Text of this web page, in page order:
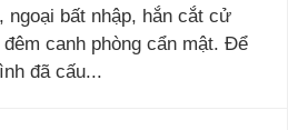
ngoại bất nhập, hắn cắt cử
canh phòng cẩn mật. Để
đã cấu...